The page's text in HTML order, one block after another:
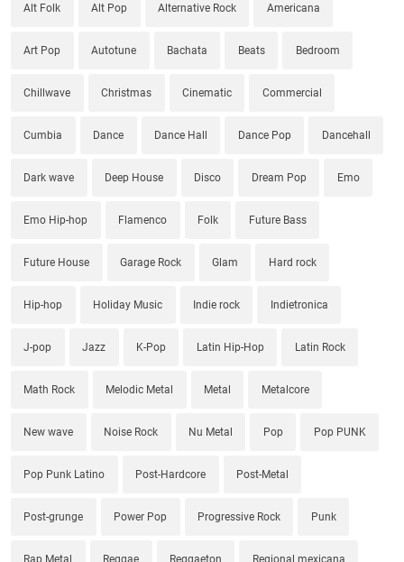
Alt Folk Alt Pop Alternative Rock Americana
Art Pop Autotune Bachata Beats Bedroom
Chillwave Christmas Cinematic Commercial
Cumbia Dance Dance Hall Dance Pop Dancehall
Dark wave Deep House Disco Dream Pop Emo
Emo Hip-hop Flamenco Folk Future Bass
Future House Garage Rock Glam Hard rock
Hip-hop Holiday Music Indie rock Indietronica
J-pop Jazz K-Pop Latin Hip-Hop Latin Rock
Math Rock Melodic Metal Metal Metalcore
New wave Noise Rock Nu Metal Pop Pop PUNK
Pop Punk Latino Post-Hardcore Post-Metal
Post-grunge Power Pop Progressive Rock Punk
Rap Metal Reggae Reggaeton Regional mexicana